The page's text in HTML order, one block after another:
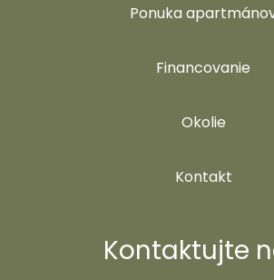
Ponuka
Financovanie
Okolie
Kontakt
Kontaktujte